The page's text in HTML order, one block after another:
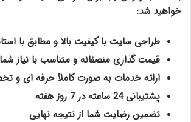
خواهید شد:
طراحی سایت با کیفیت بالا و مطابق با
قیمت گذاری منصفانه و متناسب با نیاز شما
ارائه خدمات به صورت کاملاً حرفه ای و
پشتیبانی 24 ساعته در 7 روز هفته
تضمین رضایت شما از نتیجه نهایی